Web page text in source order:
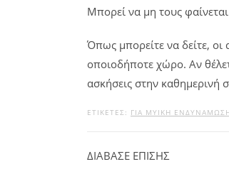
Μπορεί να μη τους
Όπως μπορείτε να δείτε,
οποιοδήποτε χώρο. Αν
ασκήσεις στην καθημερινή
ΕΤΙΚΕΤΕΣ: ΓΙΑ ΜΥΙΚΉ
ΔΙΑΒΑΣΕ ΕΠΙΣΗΣ